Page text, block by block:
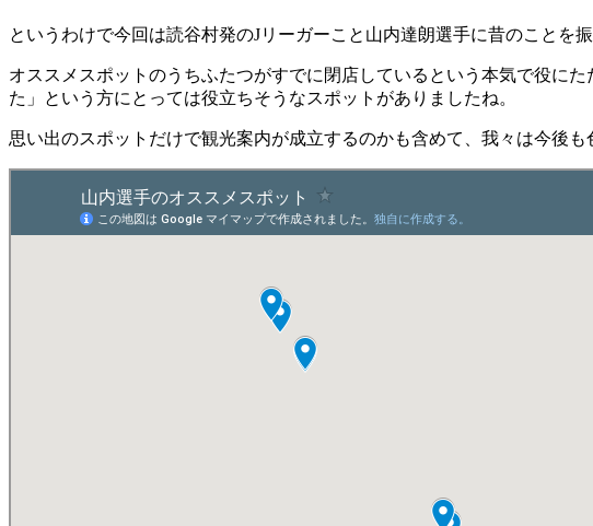
というわけで今回は読谷村発のJリーガーこと山内達朗選手に昔のことを
オススメスポットのうちふたつがすでに閉店しているという本気で役に
た」という方にとっては役立ちそうなスポットがありましたね。
思い出のスポットだけで観光案内が成立するのかも含めて、我々は今後